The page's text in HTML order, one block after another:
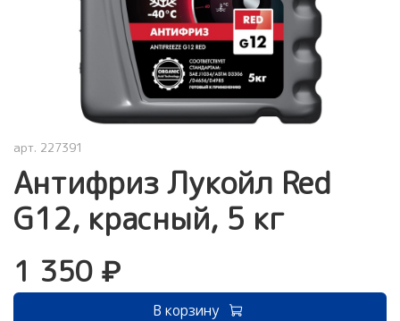
арт. 227391
Антифриз Лукойл Red
G12, красный, 5 кг
1 350 ₽
В корзину